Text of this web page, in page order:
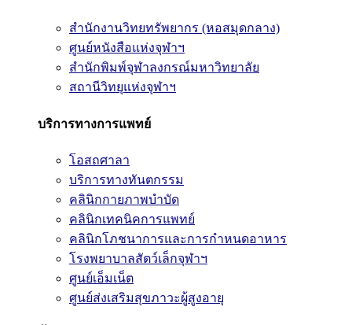
สำนักงานวิทยทรัพยากร (หอสมุดกลาง)
ศูนย์หนังสือแห่งจุฬาฯ
สำนักพิมพ์จุฬาลงกรณ์มหาวิทยาลัย
สถานีวิทยุแห่งจุฬาฯ
บริการทางการแพทย์
โอสถศาลา
บริการทางทันตกรรม
คลินิกกายภาพบำบัด
คลินิกเทคนิคการแพทย์
คลินิกโภชนาการและการกำหนดอาหาร
โรงพยาบาลสัตว์เล็กจุฬาฯ
ศูนย์เอ็มเน็ต
ศูนย์ส่งเสริมสุขภาวะผู้สูงอายุ